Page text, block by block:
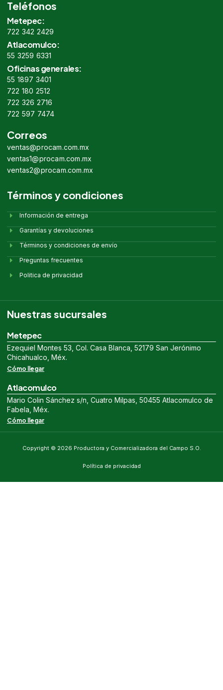
Teléfonos
Metepec:
722 342 2429
Atlacomulco:
55 3259 6331
Oficinas generales:
55 1897 3401
722 180 2512
722 326 2716
722 597 7474
Correos
ventas@procam.com.mx
ventas1@procam.com.mx
ventas2@procam.com.mx
Términos y condiciones
Información de entrega
Garantías y devoluciones
Términos y condiciones de envío
Preguntas frecuentes
Politica de privacidad
Nuestras sucursales
Metepec
Ezequiel Montes 53, Col. Casa Blanca, 52179 San Jerónimo
Chicahualco, Méx.
Cómo llegar
Atlacomulco
Mario Colin Sánchez s/n, Cuatro Milpas, 50455 Atlacomulco de
Fabela, Méx.
Cómo llegar
Copyright © 2026 Productora y Comercializadora del Campo S.O.
Política de privacidad